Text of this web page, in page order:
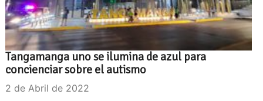
Tangamanga uno se ilumina de azul para
concienciar sobre el autismo
2 de Abril de 2022